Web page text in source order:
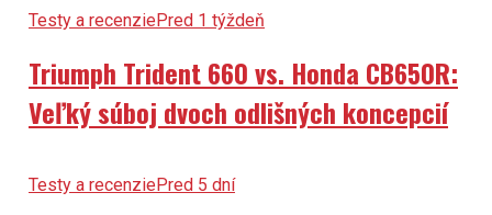
Testy a recenziePred 1 týždeň
Triumph Trident 660 vs. Honda CB650R:
Veľký súboj dvoch odlišných koncepcií
Testy a recenziePred 5 dní